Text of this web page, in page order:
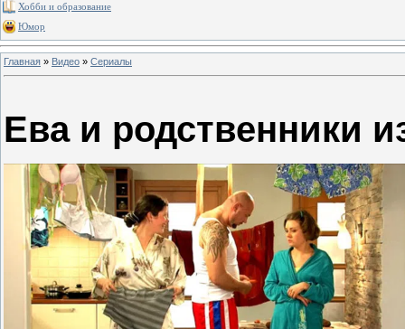
Хобби и образование
Юмор
Главная » Видео » Сериалы
Ева и родственники